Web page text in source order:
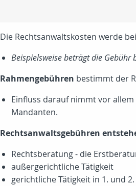
Die Rechtsanwaltskosten werde bei
Beispielsweise beträgt die Gebühr
Rahmengebühren bestimmt der
Einfluss darauf nimmt vor
Mandanten.
Rechtsanwaltsgebühren
Rechtsberatung - die
außergerichtliche Tätigkeit
gerichtliche Tätigkeit in 1. und